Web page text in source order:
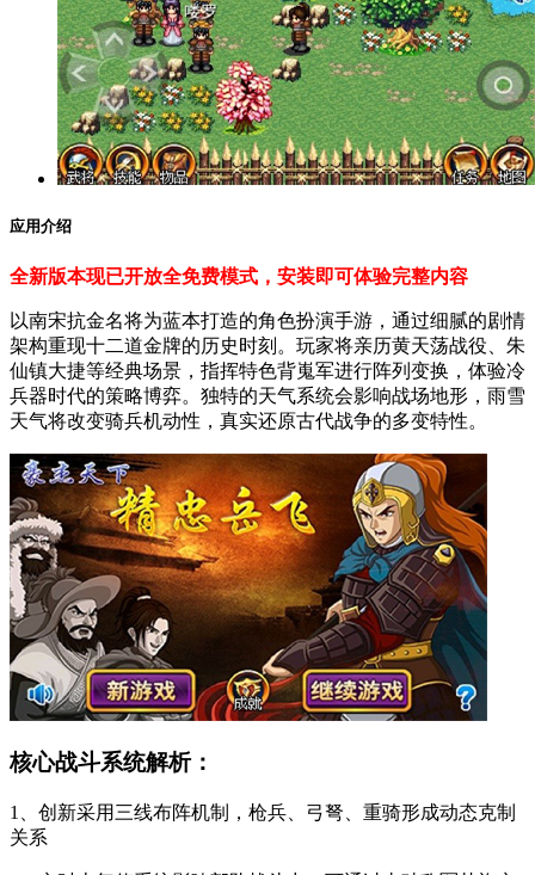
应用介绍
全新版本现已开放全免费模式，安装即可体验完整内容
以南宋抗金名将为蓝本打造的角色扮演手游，通过细腻的剧情
架构重现十二道金牌的历史时刻。玩家将亲历黄天荡战役、朱
仙镇大捷等经典场景，指挥特色背嵬军进行阵列变换，体验冷
兵器时代的策略博弈。独特的天气系统会影响战场地形，雨雪
天气将改变骑兵机动性，真实还原古代战争的多变特性。
核心战斗系统解析：
1、创新采用三线布阵机制，枪兵、弓弩、重骑形成动态克制
关系